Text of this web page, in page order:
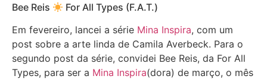
Bee Reis
For All Types (F.A.T.)
Em fevereiro, lancei a série Mina Inspira, com um
post sobre a arte linda de Camila Averbeck. Para o
segundo post da série, convidei Bee Reis, da For All
Types, para ser a Mina Inspira(dora) de março, o mês